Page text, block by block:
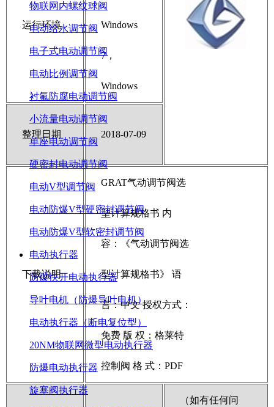
物联网内螺纹球阀
电动给水调节阀
电子式电动调节阀
电动比例调节阀
衬氟防腐电动调节阀
小流量电动调节阀
单座电动调节阀
硬密封电动调节阀
电动V型调节阀
电动防爆V型硬密封调节阀
电动防爆V型软密封调节阀
电动执行器
防爆快开电动执行器
导叶电机（防爆导叶电机）
电动执行器（断电复位型）
20NM物联网微型电动执行器
防爆电动执行器
旋塞阀执行器
运行环境 Windows
7，
Windows
整理日期 2018-07-09
下载说明
GRAT气动调节阀选
型计算规格书 内
容：《气动调节阀选
型计算规格书》 语
言：中文 授权方式：
免费 版 权：格莱特
控制阀 格 式：PDF
（如有任何问